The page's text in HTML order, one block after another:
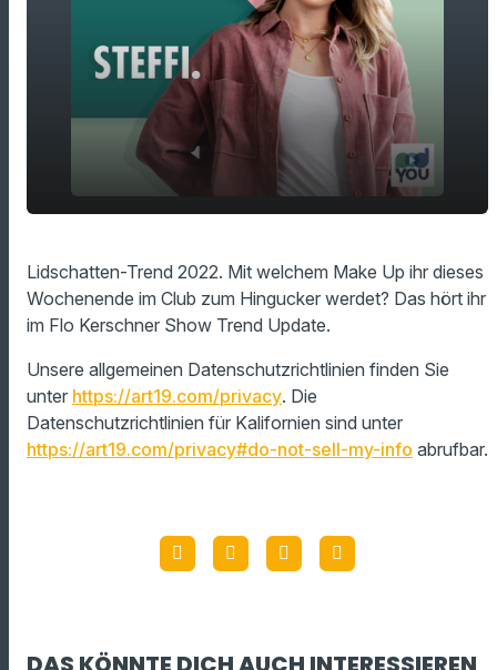
play_arrow
00:00 00:49
Lidschatten-Trend 2022. Mit welchem Make Up ihr dieses
Wochenende im Club zum Hingucker werdet? Das hört ihr
im Flo Kerschner Show Trend Update.
Unsere allgemeinen Datenschutzrichtlinien finden Sie
unter https://art19.com/privacy. Die
Datenschutzrichtlinien für Kalifornien sind unter
https://art19.com/privacy#do-not-sell-my-info abrufbar.